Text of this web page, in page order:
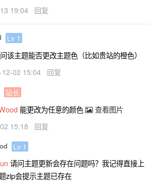
19:04 回复
Lv 1
该主题能否更改主题色（比如贵站的橙色）
12-02 15:04 回复
站长
能更改为任意的颜色 查看图片
15:18 回复
Lv 1
请问主题更新会存在问题吗？我记得直接上
zip会提示主题已存在